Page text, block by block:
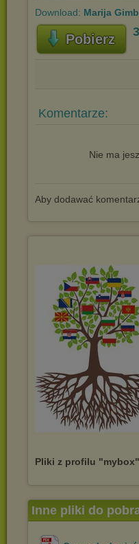
Download: Marija
Pobierz
Komentarze:
Nie ma
Aby dodawać
Pliki z profilu
Inne pliki do